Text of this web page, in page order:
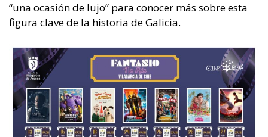
“una ocasión de lujo” para conocer más sobre esta
figura clave de la historia de Galicia.